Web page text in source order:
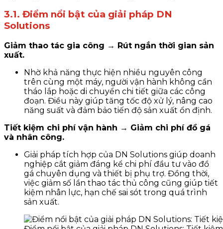
3.1. Điểm nổi bật của giải pháp DN
Solutions
Giảm thao tác gia công → Rút ngắn thời gian sản
xuất.
Nhờ khả năng thực hiện nhiều nguyên công
trên cùng một máy, người vận hành không cần
tháo lắp hoặc di chuyển chi tiết giữa các công
đoạn. Điều này giúp tăng tốc độ xử lý, nâng cao
năng suất và đảm bảo tiến độ sản xuất ổn định.
Tiết kiệm chi phí vận hành → Giảm chi phí đồ gá
và nhân công.
Giải pháp tích hợp của DN Solutions giúp doanh
nghiệp cắt giảm đáng kể chi phí đầu tư vào đồ
gá chuyên dụng và thiết bị phụ trợ. Đồng thời,
việc giảm số lần thao tác thủ công cũng giúp tiết
kiệm nhân lực, hạn chế sai sót trong quá trình
sản xuất.